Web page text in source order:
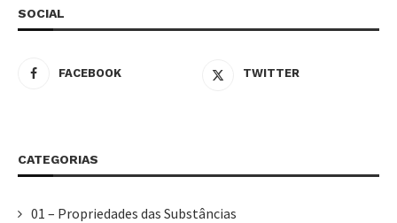
SOCIAL
FACEBOOK TWITTER
CATEGORIAS
01 – Propriedades das Substâncias